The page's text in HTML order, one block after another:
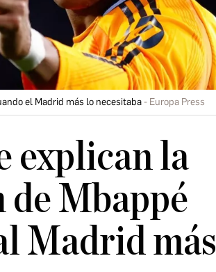
el Madrid más lo necesitaba Europa Press
explican la
Mbappé
Madrid más